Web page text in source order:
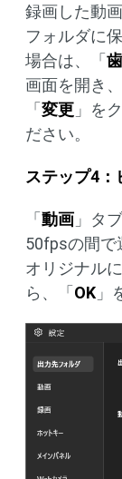
録画した動
フォルダに
場合は、「
画面を開き
「変更 」を
ださい。
ステップ4：
「動画 」タ
50fpsの間で
オリジナル
ら、「OK 」